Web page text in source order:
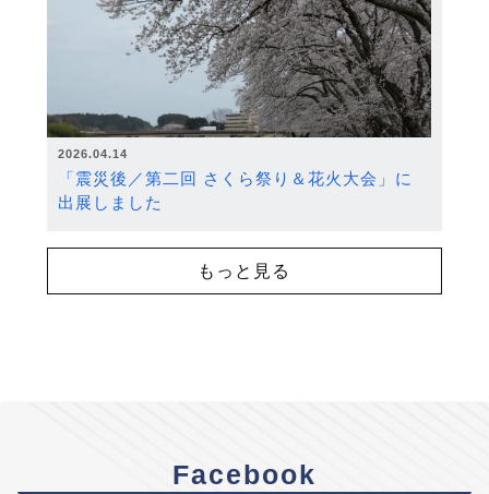
2026.04.14
「震災後／第二回 さくら祭り＆花火大会」に
出展しました
もっと見る
Facebook